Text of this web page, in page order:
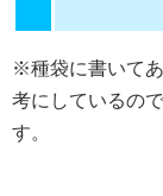
※種袋に書いて
考にしているの
す。